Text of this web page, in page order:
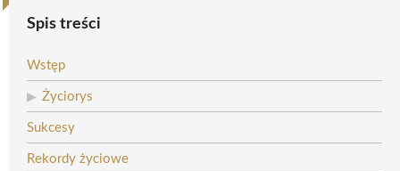
Spis treści
Wstęp
Życiorys
Sukcesy
Rekordy życiowe